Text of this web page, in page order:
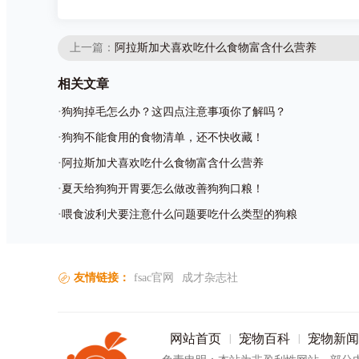
上一篇： 阿拉斯加犬喜欢吃什么食物富含什么营养
相关文章
·狗狗掉毛怎么办？这四点注意事项你了解吗？
·狗狗不能食用的食物清单，还不快收藏！
· 阿拉斯加犬喜欢吃什么食物富含什么营养
·夏天给狗狗开胃要怎么做改善狗狗口粮！
·喂食波利犬要注意什么问题要吃什么类型的狗粮
友情链接： fsac官网 成才杂志社
网站首页 宠物百科 宠物新闻